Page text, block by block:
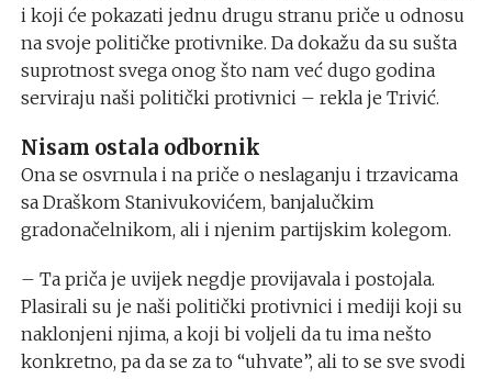
i koji će pokazati jednu drugu stranu priče u odnosu
na svoje političke protivnike. Da dokažu da su sušta
suprotnost svega onog što nam već dugo godina
serviraju naši politički protivnici – rekla je Trivić.
Nisam ostala odbornik
Ona se osvrnula i na priče o neslaganju i trzavicama
sa Draškom Stanivukovićem, banjalučkim
gradonačelnikom, ali i njenim partijskim kolegom.
– Ta priča je uvijek negdje provijavala i postojala.
Plasirali su je naši politički protivnici i mediji koji su
naklonjeni njima, a koji bi voljeli da tu ima nešto
konkretno, pa da se za to “uhvate”, ali to se sve svodi